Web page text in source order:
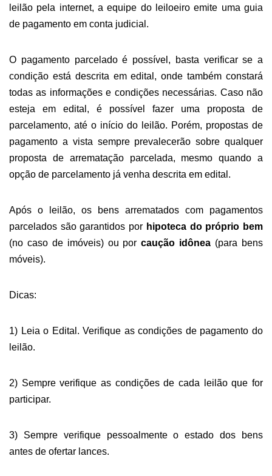
leilão pela internet, a equipe do leiloeiroemite uma guia
de pagamento em conta judicial.
O pagamento parcelado é possível, basta verificarse a
condição está descrita em edital, onde também constará
todas as informações e condiçõesnecessárias. Caso não
esteja em edital , é possível fazer uma proposta de
parcelamento, até o início do leilão. Porém, propostas de
pagamento a vista sempre prevalecerão sobre qualquer
proposta de arrematação parcelada, mesmo quando a
opção de parcelamento já venha descrita em edital.
Após o leilão, os bens arrematados com pagamentos
parcelados são garantidos por hipoteca do próprio bem
(no caso de imóveis) ou porcaução idônea (para bens
móveis).
Dicas:
1) Leia o Edital. Verifique as condições de pagamento do
leilão.
2) Sempre verifique as condições de cada leilão que for
participar.
3) Sempre verifique pessoalmente o estado dos bens
antes de ofertar lances.